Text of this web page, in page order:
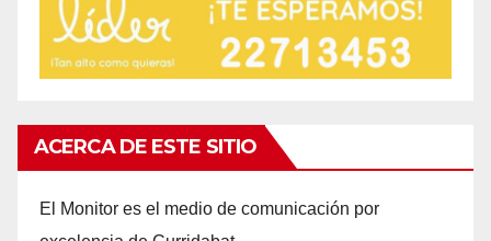
ACERCA DE ESTE SITIO
El Monitor es el medio de comunicación por